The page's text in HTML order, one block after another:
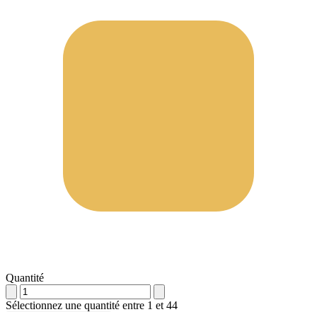
Quantité
Sélectionnez une quantité entre 1 et 44